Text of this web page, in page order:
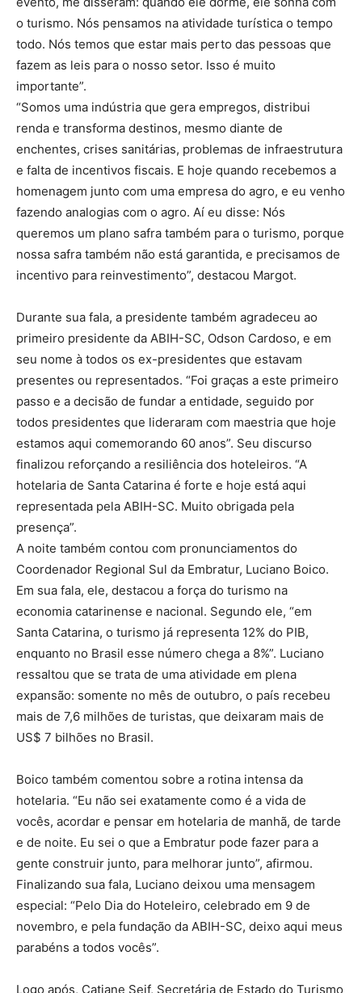
o turismo. Nós pensamos na atividade turística o tempo
todo. Nós temos que estar mais perto das pessoas que
fazem as leis para o nosso setor. Isso é muito
importante”.
“Somos uma indústria que gera empregos, distribui
renda e transforma destinos, mesmo diante de
enchentes, crises sanitárias, problemas de infraestrutura
e falta de incentivos fiscais. E hoje quando recebemos a
homenagem junto com uma empresa do agro, e eu venho
fazendo analogias com o agro. Aí eu disse: Nós
queremos um plano safra também para o turismo, porque
nossa safra também não está garantida, e precisamos de
incentivo para reinvestimento”, destacou Margot.
Durante sua fala, a presidente também agradeceu ao
primeiro presidente da ABIH-SC, Odson Cardoso, e em
seu nome à todos os ex-presidentes que estavam
presentes ou representados. “Foi graças a este primeiro
passo e a decisão de fundar a entidade, seguido por
todos presidentes que lideraram com maestria que hoje
estamos aqui comemorando 60 anos”. Seu discurso
finalizou reforçando a resiliência dos hoteleiros. “A
hotelaria de Santa Catarina é forte e hoje está aqui
representada pela ABIH-SC. Muito obrigada pela
presença”.
A noite também contou com pronunciamentos do
Coordenador Regional Sul da Embratur, Luciano Boico.
Em sua fala, ele, destacou a força do turismo na
economia catarinense e nacional. Segundo ele, “em
Santa Catarina, o turismo já representa 12% do PIB,
enquanto no Brasil esse número chega a 8%”. Luciano
ressaltou que se trata de uma atividade em plena
expansão: somente no mês de outubro, o país recebeu
mais de 7,6 milhões de turistas, que deixaram mais de
US$ 7 bilhões no Brasil.
Boico também comentou sobre a rotina intensa da
hotelaria. “Eu não sei exatamente como é a vida de
vocês, acordar e pensar em hotelaria de manhã, de tarde
e de noite. Eu sei o que a Embratur pode fazer para a
gente construir junto, para melhorar junto”, afirmou.
Finalizando sua fala, Luciano deixou uma mensagem
especial: “Pelo Dia do Hoteleiro, celebrado em 9 de
novembro, e pela fundação da ABIH-SC, deixo aqui meus
parabéns a todos vocês”.
Logo após, Catiane Seif, Secretária de Estado do Turismo